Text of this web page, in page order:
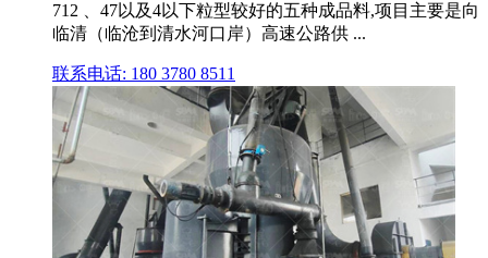
712 、47以及4以下粒型较好的五种成品料,项目主要是向
临清（临沧到清水河口岸）高速公路供 ...
联系电话: 180 3780 8511